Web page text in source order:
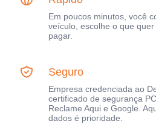
Em poucos minutos, você
veículo, escolhe o que
pagar.
Seguro
Empresa credenciada ao
certificado de segurança
Reclame Aqui e Google.
dados é prioridade.